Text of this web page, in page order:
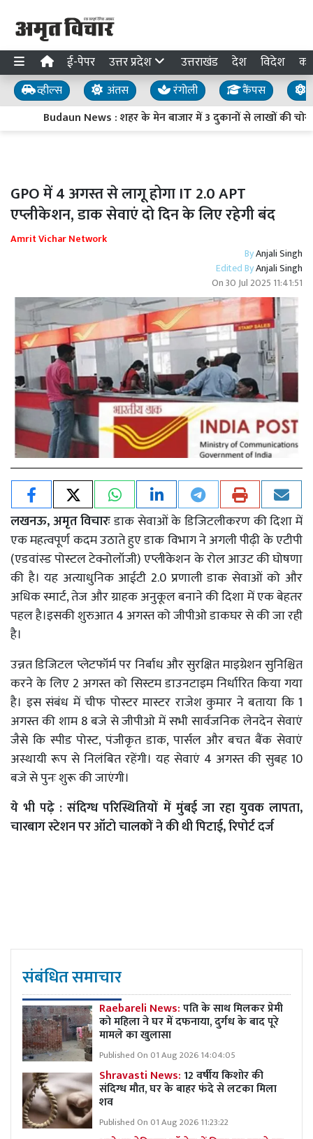
ई-पेपर उत्तर प्रदेश उत्तराखंड देश विदेश
व्हील्स अंतस रंगोली कैंपस
Budaun News : शहर के मेन बाजार में 3 दुकानों से लाखों की
GPO में 4 अगस्त से लागू होगा IT 2.0 APT
एप्लीकेशन, डाक सेवाएं दो दिन के लिए रहेगी बंद
Amrit Vichar Network
ByAnjali Singh
Edited ByAnjali Singh
On30 Jul 2025 11:41:51
लखनऊ, अमृत विचारःडाक सेवाओं के डिजिटलीकरण की दिशा में
एक महत्वपूर्ण कदम उठाते हुए डाक विभाग ने अगली पीढ़ी के एटीपी
(एडवांस्ड पोस्टल टेक्नोलॉजी) एप्लीकेशन के रोल आउट की घोषणा
की है। यह अत्याधुनिक आईटी 2.0 प्रणाली डाक सेवाओं को और
अधिक स्मार्ट, तेज और ग्राहक अनुकूल बनाने की दिशा में एक बेहतर
पहल है।इसकी शुरुआत 4 अगस्त को जीपीओ डाकघर से की जा रही
है।
उन्नत डिजिटल प्लेटफॉर्म पर निर्बाध और सुरक्षित माइग्रेशन सुनिश्चित
करने के लिए 2 अगस्त को सिस्टम डाउनटाइम निर्धारित किया गया
है। इस संबंध में चीफ पोस्टर मास्टर राजेश कुमार ने बताया कि 1
अगस्त की शाम 8 बजे से जीपीओ में सभी सार्वजनिक लेनदेन सेवाएं
जैसे कि स्पीड पोस्ट, पंजीकृत डाक, पार्सल और बचत बैंक सेवाएं
अस्थायी रूप से निलंबित रहेंगी। यह सेवाएं 4 अगस्त की सुबह 10
बजे से पुनः शुरू की जाएंगी।
ये भी पढ़े :संदिग्ध परिस्थितियों में मुंबई जा रहा युवक लापता,
चारबाग स्टेशन पर ऑटो चालकों ने की थी पिटाई, रिपोर्ट दर्ज
संबंधित समाचार
Raebareli News:पति के साथ मिलकर प्रेमी
को महिला ने घर में दफनाया, दुर्गध के बाद पूरे
मामले का खुलासा
Published On 01 Aug 2026 14:04:05
Shravasti News:12 वर्षीय किशोर की
संदिग्ध मौत, घर के बाहर फंदे से लटका मिला
शव
Published On 01 Aug 2026 11:23:22